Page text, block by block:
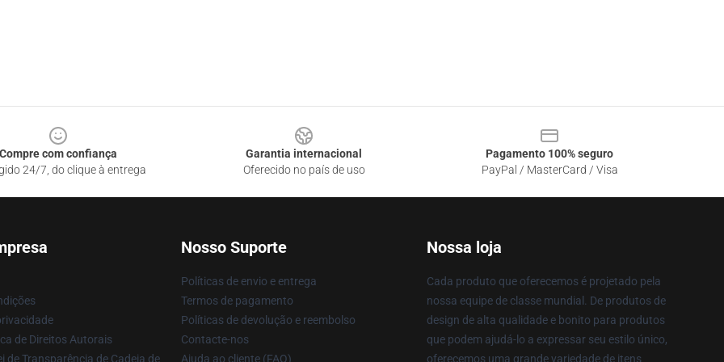
Compre com confiança
24/7, do clique à entrega
Garantia internacional
Oferecido no país de uso
Pagamento 100% seguro
PayPal / MasterCard / Visa
de Direitos Autorais
de Transparência de Cadeia de
Nosso Suporte
Políticas de envio e entrega
Termos de pagamento
Políticas de devolução e reembolso
Contacte-nos
Ajuda ao cliente (FAQ)
Nossa loja
Cada produto que oferecemos é projetado pela
nossa equipe de classe mundial. De produtos de
design de alta qualidade e bonito para produtos
que podem ajudá-lo a expressar seu estilo único,
oferecemos uma grande variedade de itens